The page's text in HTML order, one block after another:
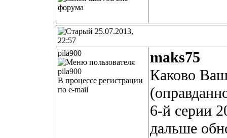
25.07.2013,
22:57
pila900
В процессе регистрации
по e-mail
maks75
Каково
6-й серии
дальше